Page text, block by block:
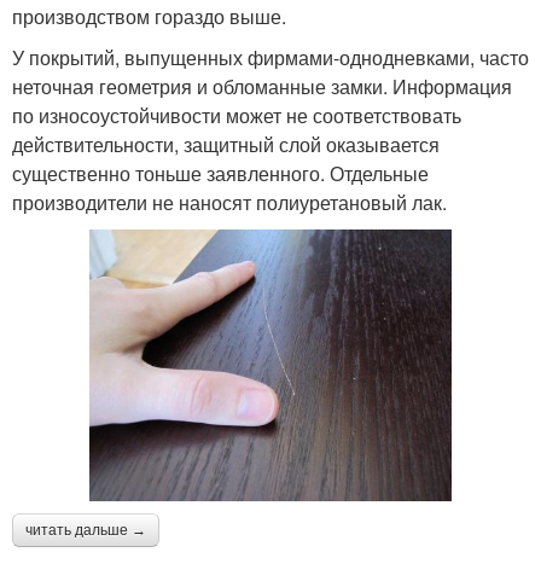
производством гораздо выше.
У покрытий, выпущенных фирмами-однодневками, часто
неточная геометрия и обломанные замки. Информация
по износоустойчивости может не соответствовать
действительности, защитный слой оказывается
существенно тоньше заявленного. Отдельные
производители не наносят полиуретановый лак.
читать дальше →